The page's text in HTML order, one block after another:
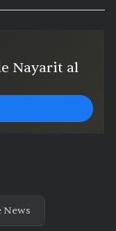
Nayarit al
News